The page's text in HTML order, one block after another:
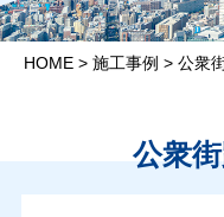
HOME > 施工事例 > 公衆
公衆